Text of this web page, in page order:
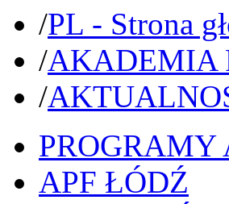
/PL - Strona
/AKADEMIA
/
PROGRAMY
APF ŁÓDŹ